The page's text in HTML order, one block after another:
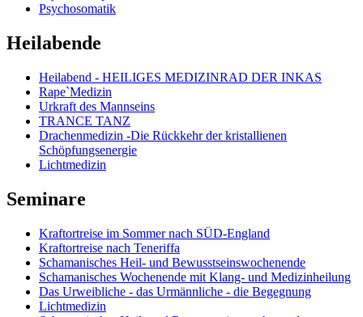
Psychosomatik
Heilabende
Heilabend - HEILIGES MEDIZINRAD DER INKAS
Rape`Medizin
Urkraft des Mannseins
TRANCE TANZ
Drachenmedizin -Die Rückkehr der kristallienen
Schöpfungsenergie
Lichtmedizin
Seminare
Kraftortreise im Sommer nach SÜD-England
Kraftortreise nach Teneriffa
Schamanisches Heil- und Bewusstseinswochenende
Schamanisches Wochenende mit Klang- und Medizinheilung
Das Urweibliche - das Urmännliche - die Begegnung
Lichtmedizin